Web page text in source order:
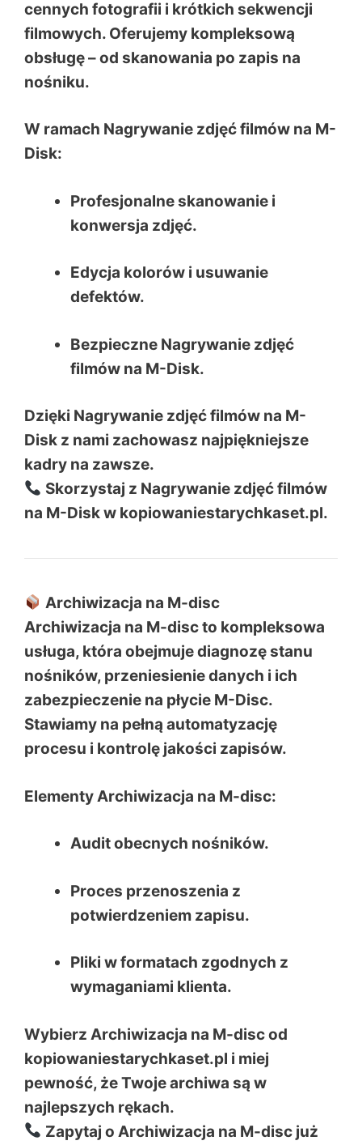
cennych fotografii i krótkich sekwencji
filmowych. Oferujemy kompleksową
obsługę – od skanowania po zapis na
nośniku.
W ramach Nagrywanie zdjęć filmów na M-
Disk:
Profesjonalne skanowanie i
konwersja zdjęć.
Edycja kolorów i usuwanie
defektów.
Bezpieczne Nagrywanie zdjęć
filmów na M-Disk.
Dzięki Nagrywanie zdjęć filmów na M-
Disk z nami zachowasz najpiękniejsze
kadry na zawsze.
Skorzystaj z Nagrywanie zdjęć filmów
na M-Disk w kopiowaniestarychkaset.pl.
Archiwizacja na M-disc
Archiwizacja na M-disc to kompleksowa
usługa, która obejmuje diagnozę stanu
nośników, przeniesienie danych i ich
zabezpieczenie na płycie M-Disc.
Stawiamy na pełną automatyzację
procesu i kontrolę jakości zapisów.
Elementy Archiwizacja na M-disc:
Audit obecnych nośników.
Proces przenoszenia z
potwierdzeniem zapisu.
Pliki w formatach zgodnych z
wymaganiami klienta.
Wybierz Archiwizacja na M-disc od
kopiowaniestarychkaset.pl i miej
pewność, że Twoje archiwa są w
najlepszych rękach.
Zapytaj o Archiwizacja na M-disc już